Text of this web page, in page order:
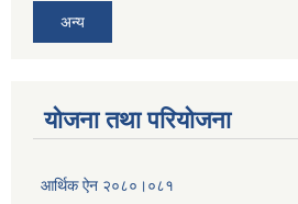
अन्य
योजना तथा परियोजना
आर्थिक ऐन २०८०।०८१